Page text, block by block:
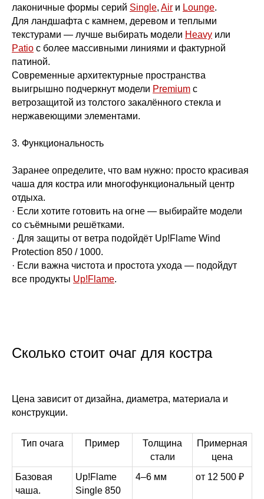
лаконичные формы серий Single, Air и Lounge.
Для ландшафта с камнем, деревом и теплыми
текстурами — лучше выбирать модели Heavy или
Patio с более массивными линиями и фактурной
патиной.
Современные архитектурные пространства
выигрышно подчеркнут модели Premium с
ветрозащитой из толстого закалённого стекла и
нержавеющими элементами.
3. Функциональность
Заранее определите, что вам нужно: просто красивая
чаша для костра или многофункциональный центр
отдыха.
· Если хотите готовить на огне — выбирайте модели
со съёмными решётками.
· Для защиты от ветра подойдёт Up!Flame Wind
Protection 850 / 1000.
· Если важна чистота и простота ухода — подойдут
все продукты Up!Flame.
Сколько стоит очаг для костра
Цена зависит от дизайна, диаметра, материала и
конструкции.
Тип очага Пример
Толщина
стали
Примерная
цена
Базовая
чаша.
Up!Flame
Single 850
4–6 мм от 12 500 ₽